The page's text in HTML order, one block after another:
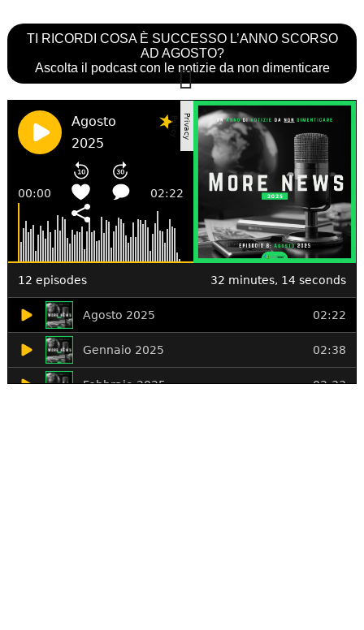
TI RICORDI COSA È SUCCESSO L’ANNO SCORSO
AD AGOSTO?
Ascolta il podcast con le notizie da non dimenticare